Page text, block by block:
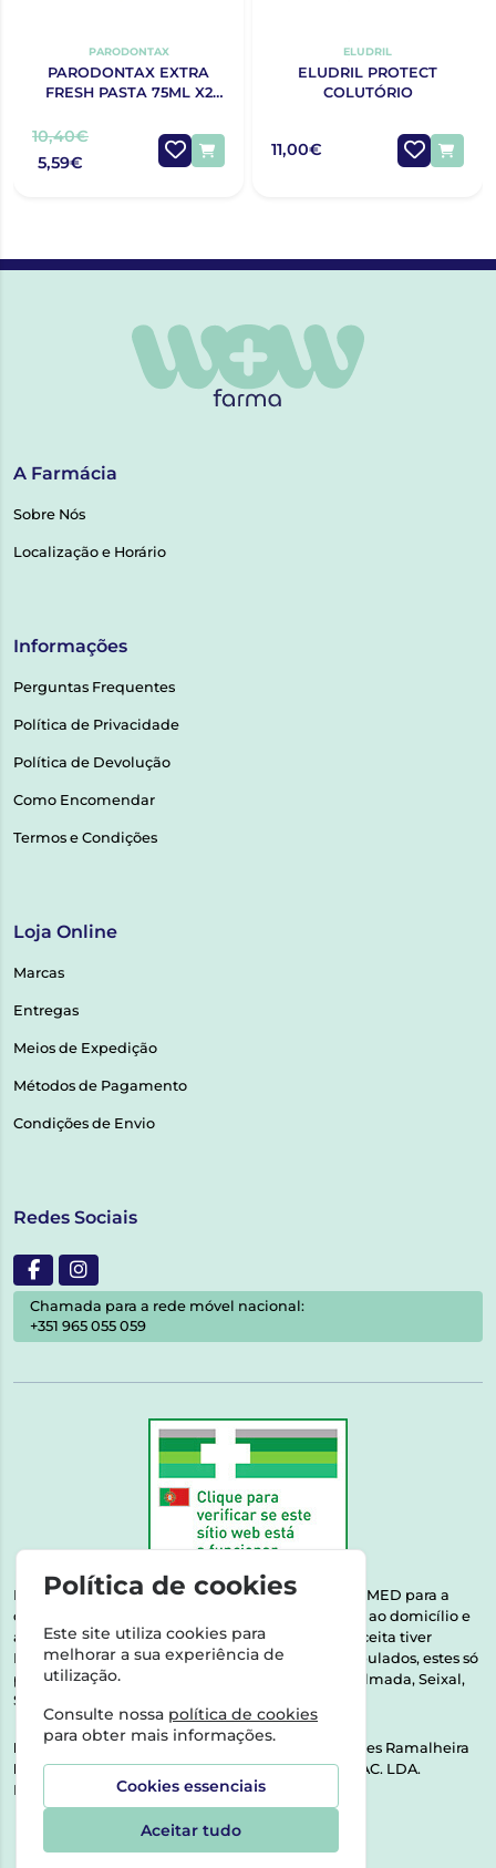
PARODONTAX
PARODONTAX EXTRA
FRESH PASTA 75ML X2
10,40€
5,59€
ELUDRIL
ELUDRIL PROTECT
COLUTÓRIO
11,00€
A Farmácia
Sobre Nós
Localização e Horário
Informações
Perguntas Frequentes
Política de Privacidade
Política de Devolução
Como Encomendar
Termos e Condições
Loja Online
Marcas
Entregas
Meios de Expedição
Métodos de Pagamento
Condições de Envio
Redes Sociais
Chamada para a rede móvel nacional:
+351 965 055 059
Esta farmácia encontra-se autorizada pelo INFARMED para a
dispensa de medicamentos e produtos de saúde ao domicílio e
através da internet. Medicamentos | Se na sua receita tiver
MSRM, MNSRM, MSRMV ou Medicamentos Manipulados, estes só
podem ser entregues nos seguintes concelhos: Almada, Seixal,
Sesimbra, Oeiras e Lisboa.
Direção Técnica:
Dra. Raquel Alexandra Fernandes Ramalheira
NIPC:513064133 | ASPAS E NÚMEROS SOC. FARMAC. LDA.
Rua dos Castanheiros 5 AB Feijó2810-036 Almada
Política de cookies
Este site utiliza cookies para
melhorar a sua experiência de
utilização.
Consulte nossa política de cookies
para obter mais informações.
Cookies essenciais
Aceitar tudo